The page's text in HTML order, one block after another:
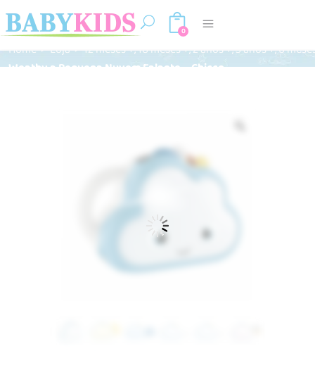
0
Home>Loja>12 meses +,18 meses +,2 anos +,3 anos +,6
Weathy a Pequena Nuvem Falante – Chicco